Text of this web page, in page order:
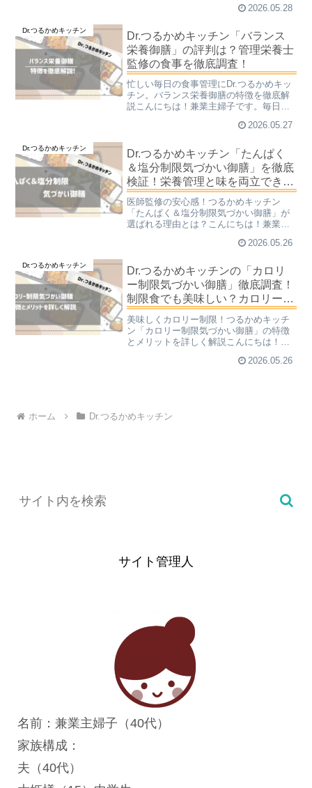
ニューを考えるのは大変で、味気ない食
みを抱えていませんか...
2026.05.28
Dr.つるかめキッチン
Dr.つるかめキッチン「バランス
栄養御膳」の評判は？管理栄養士
監修の食事を徹底調査！
忙しい毎日の食事管理にDr.つるかめキッ
チン。バランス栄養御膳の特徴を徹底解
説こんにちは！兼業主婦子です。毎日の
家事、育児と忙しい日々の中で、「栄養
献立を考えて買い物に...
2026.05.27
Dr.つるかめキッチン
Dr.つるかめキッチン「たんぱく
＆塩分制限気づかい御膳」を徹底
検証！栄養管理と味を両立でき
る？
医師監修の安心感！つるかめキッチン
「たんぱく＆塩分制限気づかい御膳」が
選ばれる理由とは？こんにちは！兼業主
メニューの献立を考えるだけで疲れてし
く質や塩分をコントロールし...
2026.05.26
Dr.つるかめキッチン
Dr.つるかめキッチンの「カロリ
ー制限気づかい御膳」徹底調査！
制限食でも美味しい？カロリーコ
ントロールの救世主に迫る
美味しくカロリー制限！つるかめキッチ
ン「カロリー制限気づかい御膳」の特徴
とメリットを詳しく解説こんにちは！兼
が気になる……」「カロリー計算を自分
2026.05.26
ホーム Dr.つるかめキッチン
サイト管理人
名前：兼業主婦子（40代）
家族構成：
夫（40代）